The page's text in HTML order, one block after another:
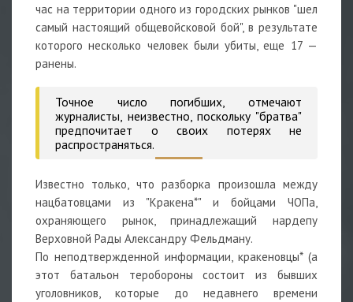
час на территории одного из городских рынков "шел
самый настоящий общевойсковой бой", в результате
которого несколько человек были убиты, еще 17 —
ранены.
Точное число погибших, отмечают
журналисты, неизвестно, поскольку "братва"
предпочитает о своих потерях не
распространяться.
Известно только, что разборка произошла между
нацбатовцами из "Кракена*" и бойцами ЧОПа,
охраняющего рынок, принадлежащий нардепу
Верховной Рады Александру Фельдману.
По неподтвержденной информации, кракеновцы* (а
этот батальон теробороны состоит из бывших
уголовников, которые до недавнего времени